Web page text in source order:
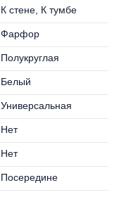
К стене, К тумбе
Фарфор
Полукруглая
Белый
Универсальная
Нет
Нет
Посередине